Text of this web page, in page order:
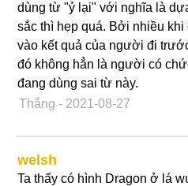
dùng từ "ỷ lại" với nghĩa là
sắc thì hẹp quá. Bởi nhiều
vào kết quả của người đi
đó không hẳn là người có
đang dùng sai từ này.
Thắng - 2021-08-27
welsh
Ta thấy có hình Dragon ở lá